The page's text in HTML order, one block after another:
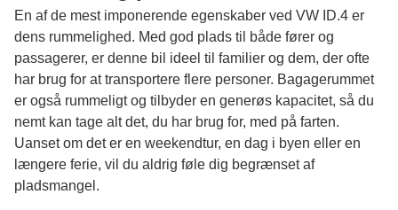
En af de mest imponerende egenskaber ved VW ID.4 er
dens rummelighed. Med god plads til både fører og
passagerer, er denne bil ideel til familier og dem, der ofte
har brug for at transportere flere personer. Bagagerummet
er også rummeligt og tilbyder en generøs kapacitet, så du
nemt kan tage alt det, du har brug for, med på farten.
Uanset om det er en weekendtur, en dag i byen eller en
længere ferie, vil du aldrig føle dig begrænset af
pladsmangel.